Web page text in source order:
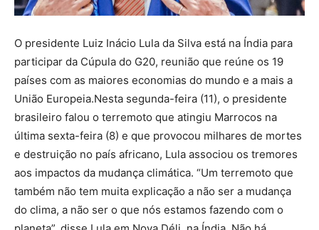
O presidente Luiz Inácio Lula da Silva está na Índia para
participar da Cúpula do G20, reunião que reúne os 19
países com as maiores economias do mundo e a mais a
União Europeia.Nesta segunda-feira (11), o presidente
brasileiro falou o terremoto que atingiu Marrocos na
última sexta-feira (8) e que provocou milhares de mortes
e destruição no país africano, Lula associou os tremores
aos impactos da mudança climática. “Um terremoto que
também não tem muita explicação a não ser a mudança
do clima, a não ser o que nós estamos fazendo com o